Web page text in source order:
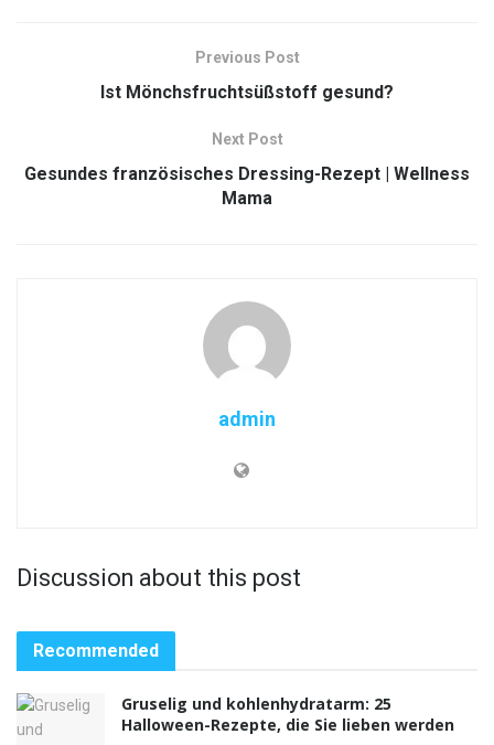
Previous Post
Ist Mönchsfruchtsüßstoff gesund?
Next Post
Gesundes französisches Dressing-Rezept | Wellness
Mama
admin
Discussion about this post
Recommended
Gruselig und kohlenhydratarm: 25
Halloween-Rezepte, die Sie lieben werden